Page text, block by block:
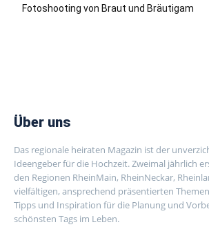
Fotoshooting von Braut und Bräutigam
Über uns
Das regionale heiraten Magazin ist der
Ideengeber für die Hochzeit. Zweimal jährlich
den Regionen RheinMain, RheinNeckar,
vielfältigen, ansprechend präsentierten
Tipps und Inspiration für die Planung und
schönsten Tags im Leben.